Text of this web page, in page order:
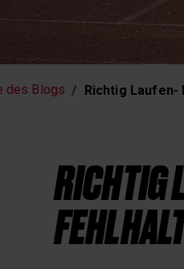
des Blogs
Richtig Laufen-
RICHTIG